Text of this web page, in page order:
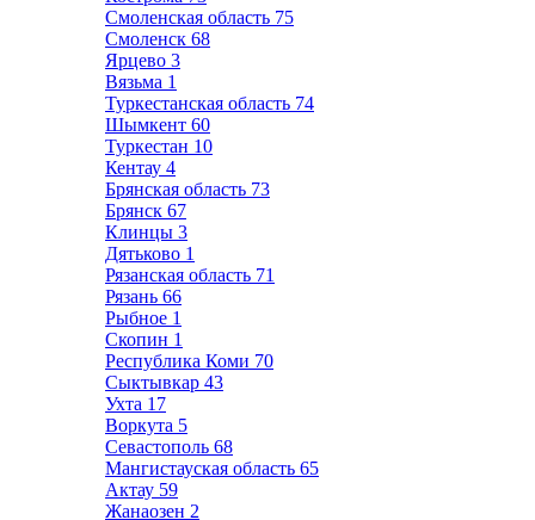
Смоленская область 75
Смоленск 68
Ярцево 3
Вязьма 1
Туркестанская область 74
Шымкент 60
Туркестан 10
Кентау 4
Брянская область 73
Брянск 67
Клинцы 3
Дятьково 1
Рязанская область 71
Рязань 66
Рыбное 1
Скопин 1
Республика Коми 70
Сыктывкар 43
Ухта 17
Воркута 5
Севастополь 68
Мангистауская область 65
Актау 59
Жанаозен 2